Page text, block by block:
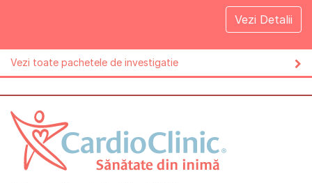
Vezi Detalii
Vezi toate pachetele de investigatie